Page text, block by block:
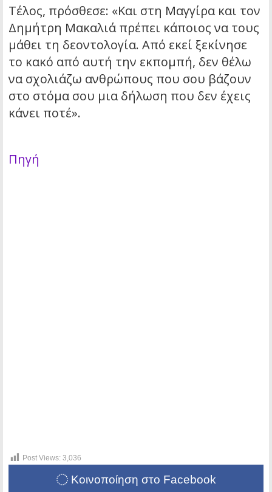
Τέλος, πρόσθεσε: «Και στη Μαγγίρα και τον
Δημήτρη Μακαλιά πρέπει κάποιος να τους
μάθει τη δεοντολογία. Από εκεί ξεκίνησε
το κακό από αυτή την εκπομπή, δεν θέλω
να σχολιάζω ανθρώπους που σου βάζουν
στο στόμα σου μια δήλωση που δεν έχεις
κάνει ποτέ».
Πηγή
Post Views: 3,036
Κοινοποίηση στο Facebook